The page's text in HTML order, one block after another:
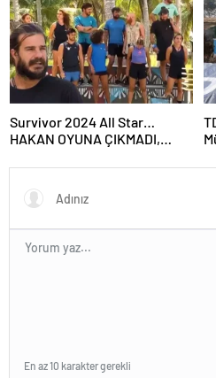
Survivor 2024 All Star…
HAKAN OYUNA ÇIKMADI,
OLDU?
En az 10 karakter gerekli